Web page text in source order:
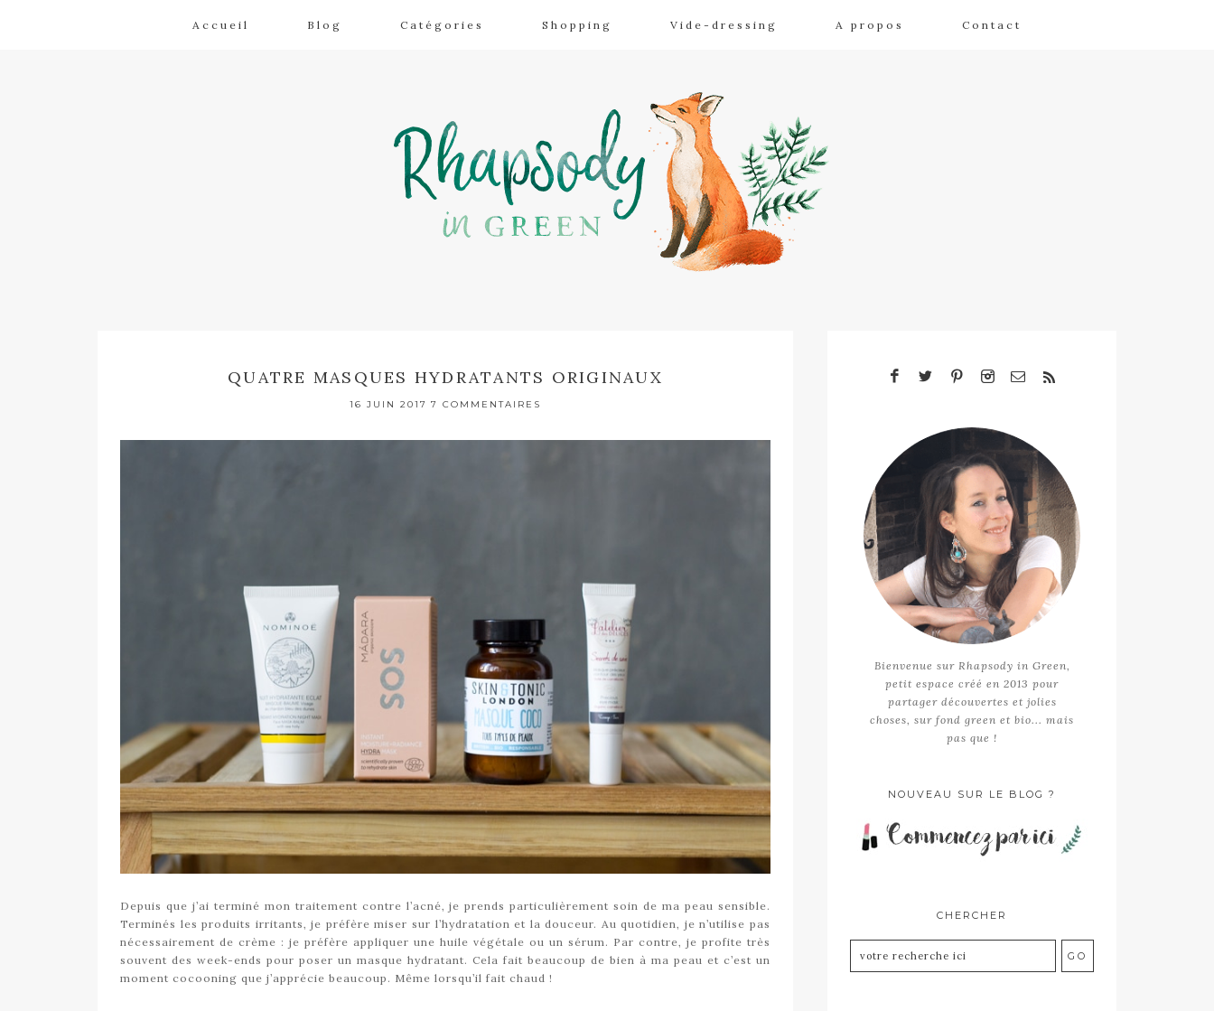
Accueil Blog Catégories Shopping Vide-dressing A propos Contact
QUATRE MASQUES HYDRATANTS ORIGINAUX
16 JUIN 2017 7 COMMENTAIRES
Depuis que j’ai terminé mon traitement contre l’acné, je prends particulièrement soin de ma peau sensible.
Terminés les produits irritants, je préfère miser sur l’hydratation et la douceur. Au quotidien, je n’utilise pas
nécessairement de crème : je préfère appliquer une huile végétale ou un sérum. Par contre, je profite très
souvent des week-ends pour poser un masque hydratant. Cela fait beaucoup de bien à ma peau et c’est un
moment cocooning que j’apprécie beaucoup. Même lorsqu’il fait chaud !
Bienvenue sur Rhapsody in Green,
petit espace créé en 2013 pour
partager découvertes et jolies
choses, sur fond green et bio... mais
pas que !
NOUVEAU SUR LE BLOG ?
CHERCHER